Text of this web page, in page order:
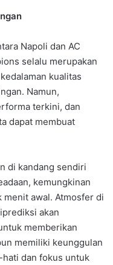
Napoli dan AC
selalu merupakan
kualitas
Namun,
terkini, dan
dapat membuat
di kandang sendiri
kemungkinan
menit awal. Atmosfer di
akan
memberikan
memiliki keunggulan
dan fokus untuk